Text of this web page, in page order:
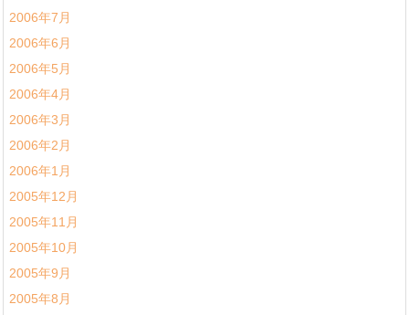
2006年7月
2006年6月
2006年5月
2006年4月
2006年3月
2006年2月
2006年1月
2005年12月
2005年11月
2005年10月
2005年9月
2005年8月